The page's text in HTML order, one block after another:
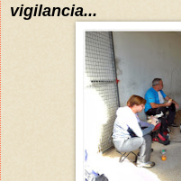
vigilancia...